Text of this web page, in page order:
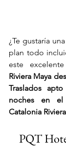
¿Te gustaría
plan todo
Riviera Maya
Traslados
Catalonia
PQT